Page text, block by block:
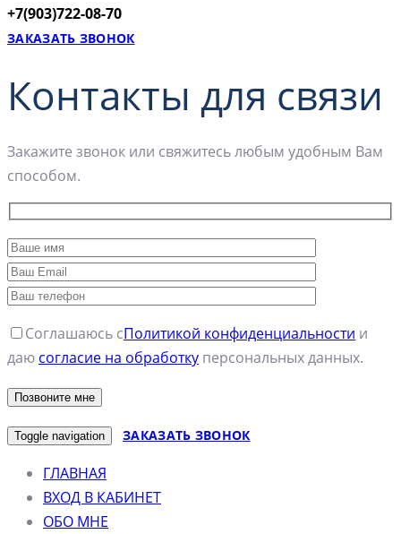
+7(903)722-08-70
ЗАКАЗАТЬ ЗВОНОК
Контакты для связи
Закажите звонок или свяжитесь любым удобным Вам
способом.
Соглашаюсь сПолитикой конфиденциальности и
даю согласие на обработку персональных данных.
Toggle navigation ЗАКАЗАТЬ ЗВОНОК
ГЛАВНАЯ
ВХОД В КАБИНЕТ
ОБО МНЕ